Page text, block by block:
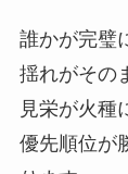
誰かが完璧
揺れがその
見栄が火種
優先順位が